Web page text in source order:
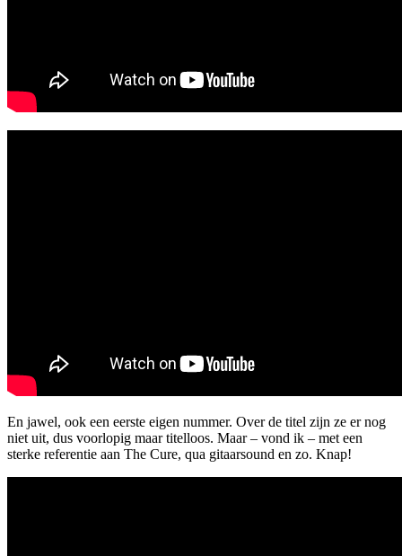
En jawel, ook een eerste eigen nummer. Over de titel zijn ze er nog
niet uit, dus voorlopig maar titelloos. Maar – vond ik – met een
sterke referentie aan The Cure, qua gitaarsound en zo. Knap!